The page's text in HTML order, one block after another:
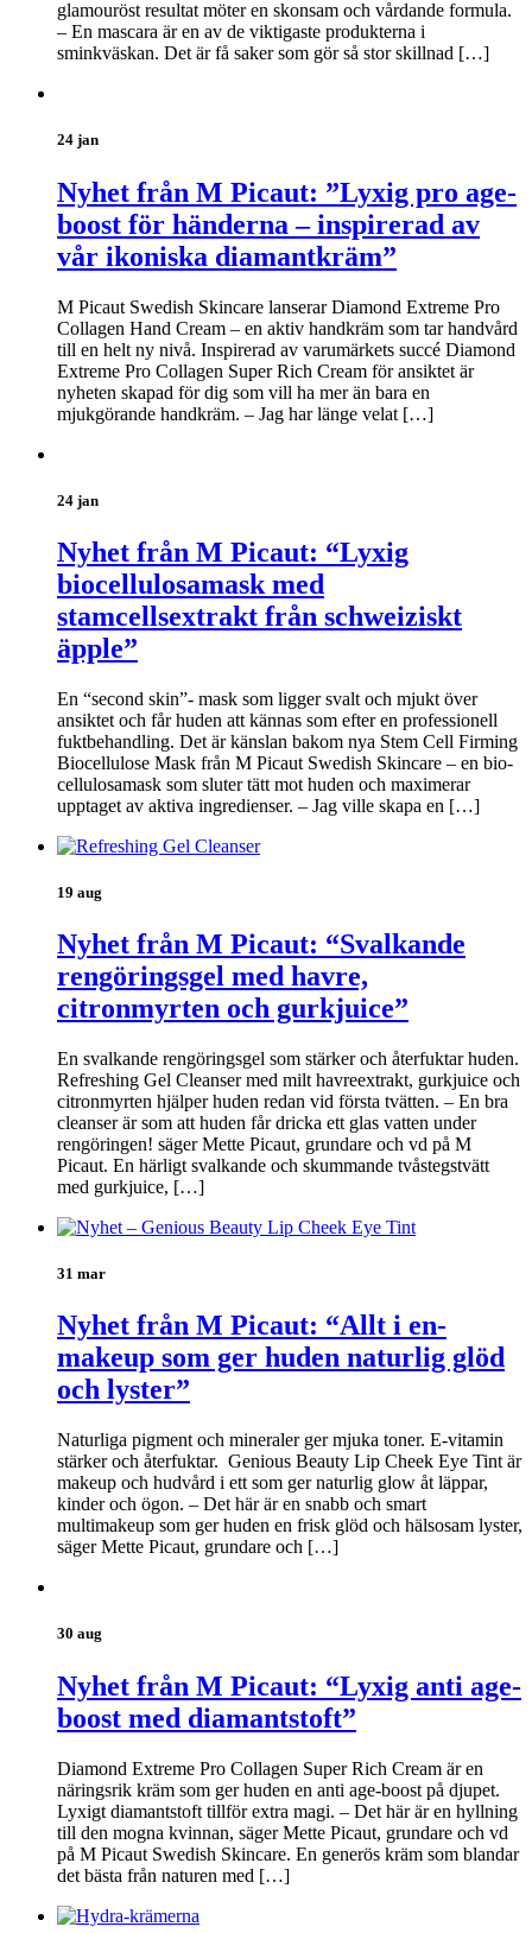
glamouröst resultat möter en skonsam och vårdande formula.
– En mascara är en av de viktigaste produkterna i
sminkväskan. Det är få saker som gör så stor skillnad […]
24 jan
Nyhet från M Picaut: ”Lyxig pro age-
boost för händerna – inspirerad av
vår ikoniska diamantkräm”
M Picaut Swedish Skincare lanserar Diamond Extreme Pro
Collagen Hand Cream – en aktiv handkräm som tar handvård
till en helt ny nivå. Inspirerad av varumärkets succé Diamond
Extreme Pro Collagen Super Rich Cream för ansiktet är
nyheten skapad för dig som vill ha mer än bara en
mjukgörande handkräm. – Jag har länge velat […]
24 jan
Nyhet från M Picaut: “Lyxig
biocellulosamask med
stamcellsextrakt från schweiziskt
äpple”
En “second skin”- mask som ligger svalt och mjukt över
ansiktet och får huden att kännas som efter en professionell
fuktbehandling. Det är känslan bakom nya Stem Cell Firming
Biocellulose Mask från M Picaut Swedish Skincare – en bio-
cellulosamask som sluter tätt mot huden och maximerar
upptaget av aktiva ingredienser. – Jag ville skapa en […]
19 aug
Nyhet från M Picaut: “Svalkande
rengöringsgel med havre,
citronmyrten och gurkjuice”
En svalkande rengöringsgel som stärker och återfuktar huden.
Refreshing Gel Cleanser med milt havreextrakt, gurkjuice och
citronmyrten hjälper huden redan vid första tvätten. – En bra
cleanser är som att huden får dricka ett glas vatten under
rengöringen! säger Mette Picaut, grundare och vd på M
Picaut. En härligt svalkande och skummande tvåstegstvätt
med gurkjuice, […]
31 mar
Nyhet från M Picaut: “Allt i en-
makeup som ger huden naturlig glöd
och lyster”
Naturliga pigment och mineraler ger mjuka toner. E-vitamin
stärker och återfuktar. Genious Beauty Lip Cheek Eye Tint är
makeup och hudvård i ett som ger naturlig glow åt läppar,
kinder och ögon. – Det här är en snabb och smart
multimakeup som ger huden en frisk glöd och hälsosam lyster,
säger Mette Picaut, grundare och […]
30 aug
Nyhet från M Picaut: “Lyxig anti age-
boost med diamantstoft”
Diamond Extreme Pro Collagen Super Rich Cream är en
näringsrik kräm som ger huden en anti age-boost på djupet.
Lyxigt diamantstoft tillför extra magi. – Det här är en hyllning
till den mogna kvinnan, säger Mette Picaut, grundare och vd
på M Picaut Swedish Skincare. En generös kräm som blandar
det bästa från naturen med […]